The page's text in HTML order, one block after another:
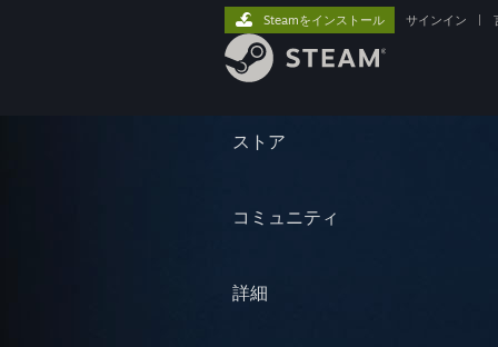
ストア
コミュニティ
詳細
Steamをインストール サインイン